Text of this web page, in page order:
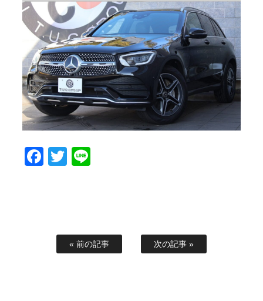
会社概要 個人情報保護方針
スタッフブログ 納車情報
ホーム T.U.C.GROUP
Facebook
Twitter
« 前の記事 次の記事 »